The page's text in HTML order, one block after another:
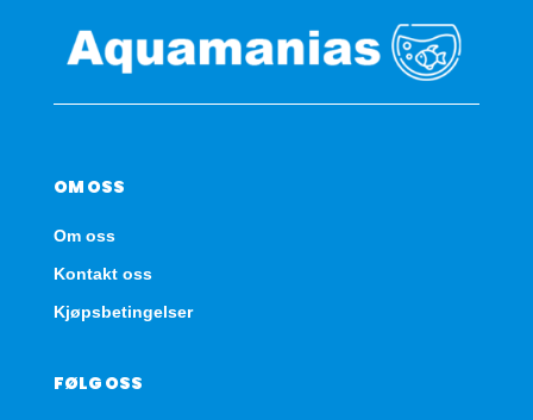
OM OSS
Om oss
Kontakt oss
Kjøpsbetingelser
FØLG OSS